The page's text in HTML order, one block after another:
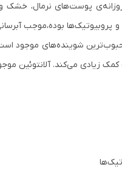
روزانه‌ی پوست‌های نرمال،
و پروبیوتیک‌ها بوده،موجب
کمک‌ زیادی می‌کند.